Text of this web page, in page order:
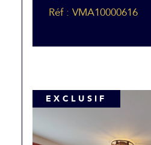
Réf : VMA10000616
EXCLUSIF